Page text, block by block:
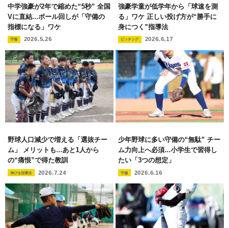
中学強豪が2年で縮めた“5秒” 全国
Vに直結...ボール回しが「守備の
指標になる」ワケ
守備 2026.5.26
強豪学童が低学年から「球速を測
る」ワケ 正しい投げ方が“勝手に
身につく”指導法
ピッチング 2026.6.17
野球人口減少で増える「選抜チー
ム」 メリットも...あと1人から
の“痛恨”で得た教訓
伸びる指導法 2026.7.24
少年野球に多い守備の“無駄” チー
ム力向上へ必須...小学生で習得し
たい「3つの想定」
守備 2026.6.16